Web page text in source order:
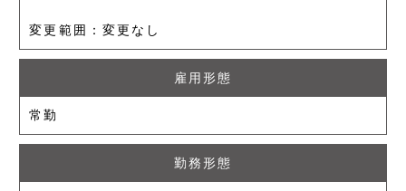
変更範囲：変更なし
雇用形態
常勤
勤務形態